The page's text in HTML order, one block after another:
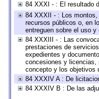
84 XXXI - : El resultado
84 XXXII - : Los
recursos públicos o, en
entreguen sobre el uso
84 XXXIII - : Las
prestaciones de
expedientes y
concesiones y licencias,
concepto y los objetivos
84 XXXIV A : De
84 XXXIV B : De las